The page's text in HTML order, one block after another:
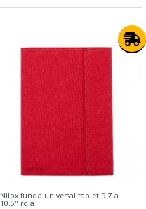
Nilox funda universal tablet 9.7 a
10.5" roja